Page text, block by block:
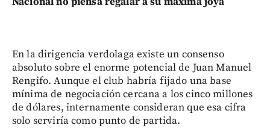
En la dirigencia verdolaga existe un consenso
absoluto sobre el enorme potencial de Juan Manuel
Rengifo. Aunque el club habría fijado una base
mínima de negociación cercana a los cinco millones
de dólares, internamente consideran que esa cifra
solo serviría como punto de partida.